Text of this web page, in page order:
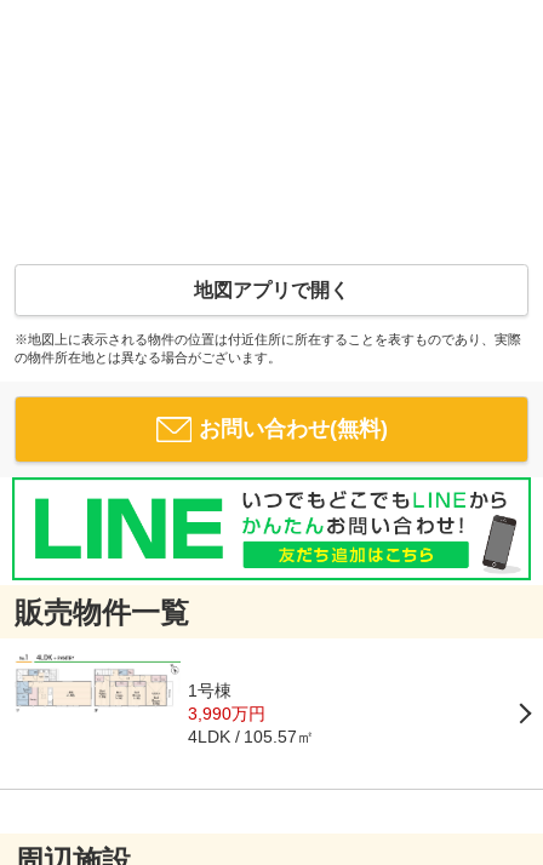
地図アプリで開く
※地図上に表示される物件の位置は付近住所に所在することを表すものであり、実際
の物件所在地とは異なる場合がございます。
お問い合わせ(無料)
販売物件一覧
1号棟
3,990万円
4LDK 105.57㎡